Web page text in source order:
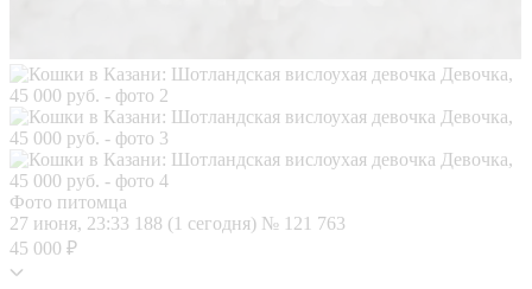
Фото питомца
27 июня, 23:33 188 (1 сегодня) № 121 763
45 000 ₽